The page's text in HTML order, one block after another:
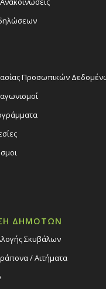
Προσωπικών
ΔΗΜΟΤΩΝ
Σκυβάλων
/ Αιτήματα